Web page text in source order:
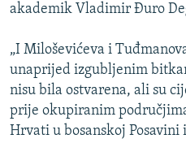
RSE PRIČE IZ SVIJETA
ISPRIČAJ MI
DNEVNO@RSE
SPECIJALI RSE
VIŠE OD NASLOVA
akademik Vladimir Đuro
„I Miloševićeva i
unaprijed izgubljenim
nisu bila ostvarena, ali su
prije okupiranim
Hrvati u bosanskoj Posavini